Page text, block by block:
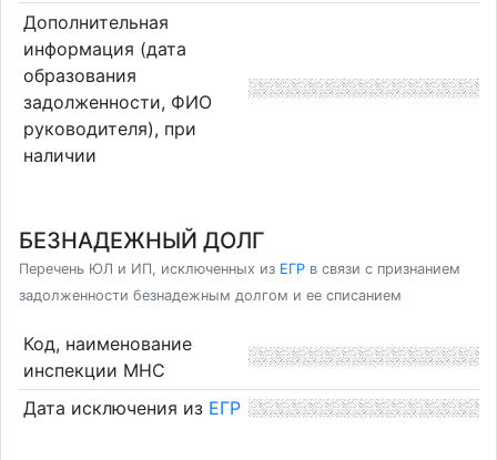
Дополнительная
информация (дата
образования
задолженности, ФИО
руководителя), при
наличии
БЕЗНАДЕЖНЫЙ ДОЛГ
Перечень ЮЛ и ИП, исключенных из ЕГР в связи с признанием
задолженности безнадежным долгом и ее списанием
Код, наименование
инспекции МНС
Дата исключения из ЕГР